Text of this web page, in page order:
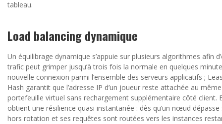
tableau.
Load balancing dynamique
Un équilibrage dynamique s’appuie sur plusieurs algorithmes afin
trafic peut grimper jusqu’à trois fois la normale en quelques
nouvelle connexion parmi l’ensemble des serveurs applicatifs ;
Hash garantit que l’adresse IP d’un joueur reste attachée au
portefeuille virtuel sans rechargement supplémentaire côté
obtient une résilience quasi instantanée : dès qu’un nœud
hors rotation et ses requêtes sont routées vers les instances